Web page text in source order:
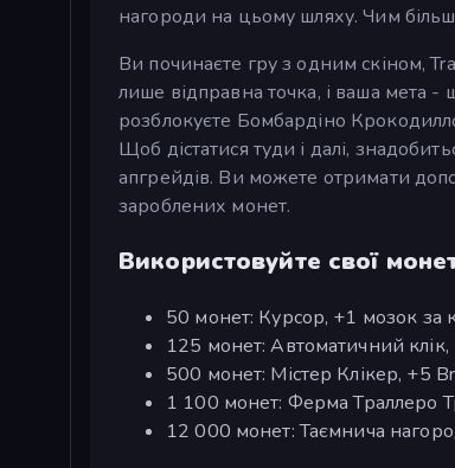
нагороди на цьому шляху. Чим
Ви починаєте гру з одним скіном,
лише відправна точка, і ваша мета -
розблокуєте Бомбардіно
Щоб дістатися туди і далі,
апгрейдів. Ви можете отримати
зароблених монет.
Використовуйте свої
50 монет: Курсор, +1 мозок за
125 монет: Автоматичний
500 монет: Містер Клікер, +5
1 100 монет: Ферма Траллеро
12 000 монет: Таємнича